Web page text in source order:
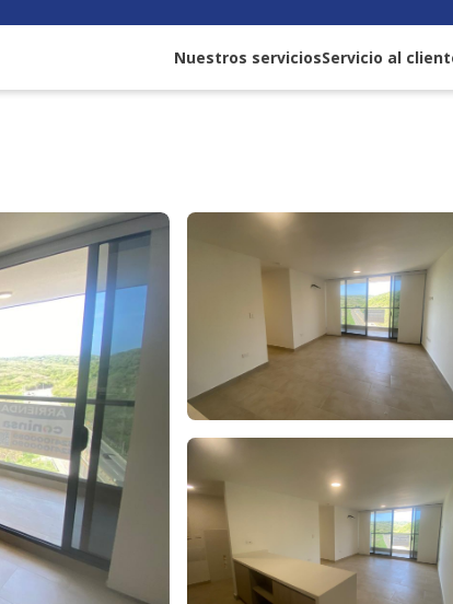
Nuestros serviciosServicio al